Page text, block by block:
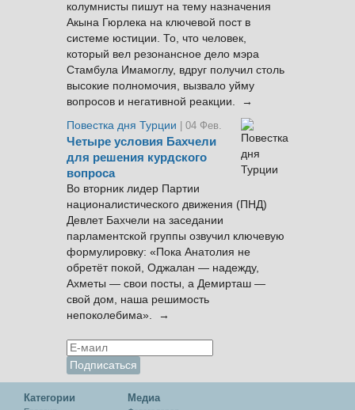
колумнисты пишут на тему назначения
Акына Гюрлека на ключевой пост в
системе юстиции. То, что человек,
который вел резонансное дело мэра
Стамбула Имамоглу, вдруг получил столь
высокие полномочия, вызвало уйму
вопросов и негативной реакции. →
Повестка дня Турции
| 04 Фев.
Четыре условия Бахчели
для решения курдского
вопроса
Во вторник лидер Партии
националистического движения (ПНД)
Девлет Бахчели на заседании
парламентской группы озвучил ключевую
формулировку: «Пока Анатолия не
обретёт покой, Оджалан — надежду,
Ахметы — свои посты, а Демирташ —
свой дом, наша решимость
непоколебима». →
Категории Медиа